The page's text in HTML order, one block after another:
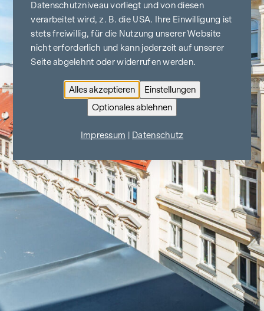
Datenschutzniveau vorliegt und von diesen
verarbeitet wird, z. B. die USA. Ihre Einwilligung ist
stets freiwillig, für die Nutzung unserer Website
nicht erforderlich und kann jederzeit auf unserer
Seite abgelehnt oder widerrufen werden.
Alles akzeptieren
Einstellungen
Optionales ablehnen
Impressum Datenschutz